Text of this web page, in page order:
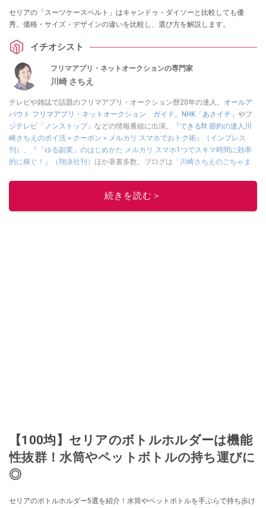
セリアの「スーツケースベルト」はキャンドゥ・ダイソーと比較しても優
秀。価格・サイズ・デザインの違いを比較し、選び方を解説します。
イチオシスト
フリマアプリ・ネットオークションの専門家
川崎 さちえ
テレビや雑誌で話題のフリマアプリ・オークション歴20年の達人。 オールア
バウト フリマアプリ・ネットオークション ガイド。 NHK「あさイチ」 やフ
ジテレビ「ノンストップ」 などの情報番組に出演。
『できるfit 節約の達人川
崎さちえのポイ活＋クーポン＋メルカリ スマホでおトク術』（インプレス
刊） 、
『「ゆる副業」のはじめかた メルカリ スマホ1つでスキマ時間に効率
的に稼ぐ！』（翔泳社刊） ほか著書多数。ブログは 「川崎さちえのごちゃま
■経歴：2003年、夫が子育てをするために、突然会社を辞める。翌月からの
給料が０円になり、家にいながら、しかも空いた時間でできるオークション
に目をつける。しかし、取引の仕方がわからずに、まずは落札者として参
続きを読む＞
【100均】セリアのボトルホルダーは機能
性抜群！水筒やペットボトルの持ち運びに
◎
セリアのボトルホルダー5選を紹介！水筒やペットボトルを手ぶらで持ち歩け